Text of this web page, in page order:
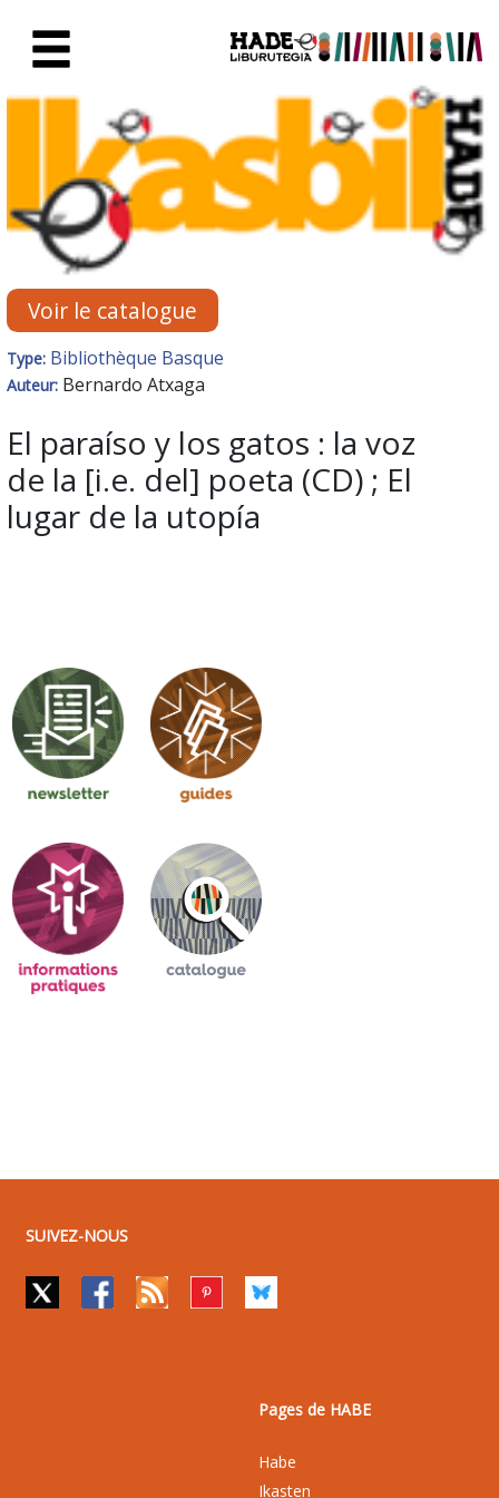
Fiche de Nouveaux Livres -
Voir le catalogue
Type: Bibliothèque Basque
Auteur: Bernardo Atxaga
El paraíso y los gatos : la voz
de la [i.e. del] poeta (CD) ; El
lugar de la utopía
SUIVEZ-NOUS
Pages de HABE
Habe
Ikasten